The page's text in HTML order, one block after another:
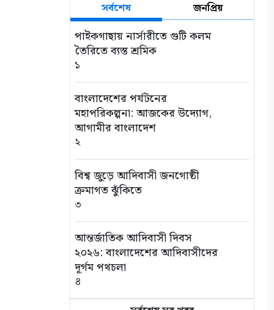
সর্বশেষ জনপ্রিয়
পাইকগাছায় নার্সারীতে গুটি কলম
তৈরিতে ব্যস্ত শ্রমিক
১
বাংলাদেশের পর্যটনের
মহাপরিকল্পনা: আজকের উদ্যোগ,
আগামীর বাংলাদেশ
২
বিশ্ব জুড়ে আদিবাসী জনগোষ্ঠী
ক্রমাগত ঝুঁকিতে
৩
আন্তর্জাতিক আদিবাসী দিবস
২০২৬: বাংলাদেশের আদিবাসীদের
দূর্গম পথচলা
৪